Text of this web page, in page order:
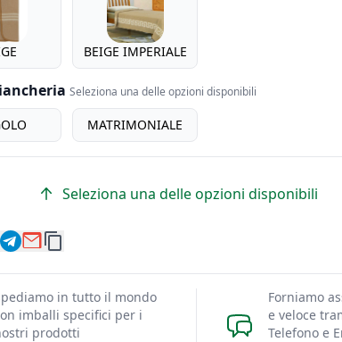
BEIGE IMPERIALE
Seleziona una delle opzioni disponibili
MATRIMONIALE
Seleziona una delle opzioni disponibili
in tutto il mondo
imballi specifici per i
prodotti
Forniamo
e veloce
Telefono e